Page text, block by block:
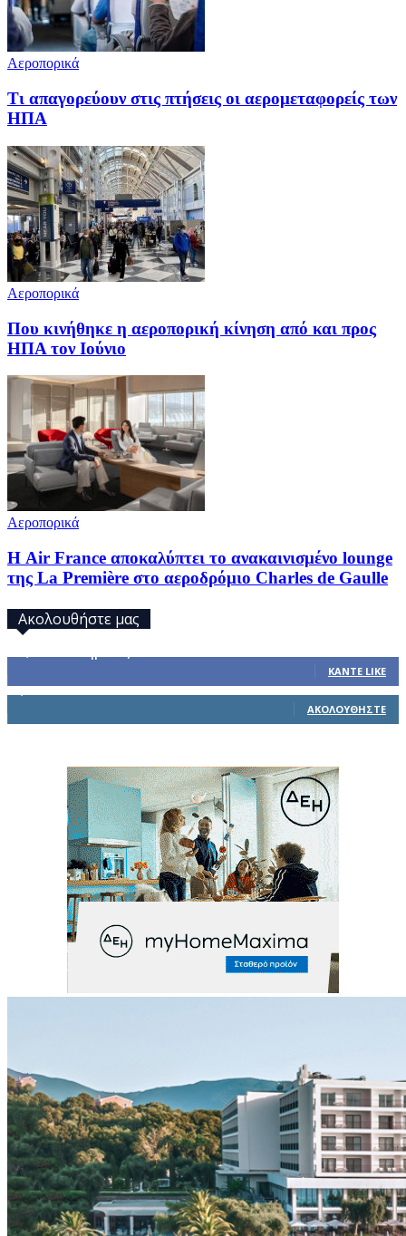
Αεροπορικά
Τι απαγορεύουν στις πτήσεις οι αερομεταφορείς των
ΗΠΑ
Αεροπορικά
Που κινήθηκε η αεροπορική κίνηση από και προς
ΗΠΑ τον Ιούνιο
Αεροπορικά
Η Air France αποκαλύπτει το ανακαινισμένο lounge
της La Première στο αεροδρόμιο Charles de Gaulle
Ακολουθήστε μας
ΚΆΝΤΕ LIKE
ΑΚΟΛΟΥΘΉΣΤΕ